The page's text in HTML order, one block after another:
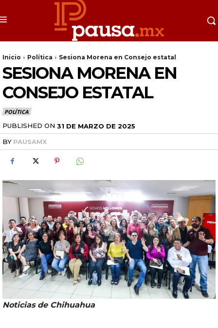
Inicio Política Sesiona Morena en Consejo estatal
SESIONA MORENA EN
CONSEJO ESTATAL
POLÍTICA
PUBLISHED ON 31 DE MARZO DE 2025
BY PAUSAMX
Noticias de Chihuahua